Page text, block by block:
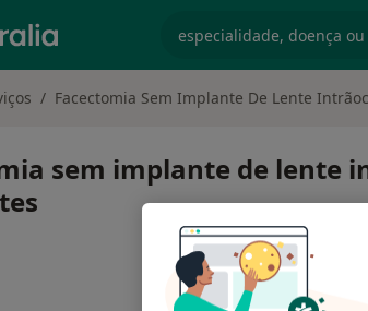
Facectomia Sem Implante De Lente
sem implante de lente